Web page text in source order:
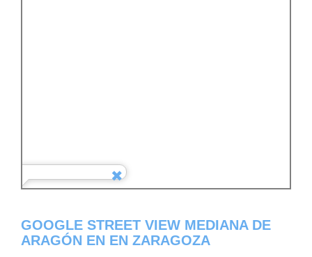
GOOGLE STREET VIEW MEDIANA DE
ARAGÓN EN EN ZARAGOZA